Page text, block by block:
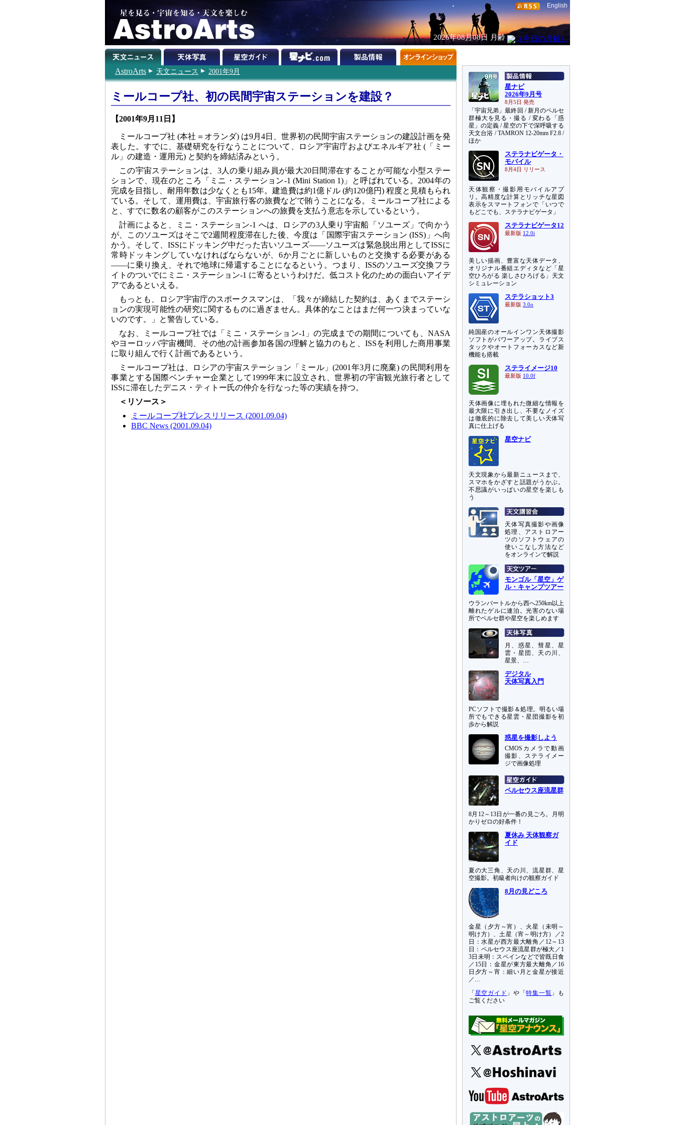
English
2026年08月08日 月齢
AstroArts 天文ニュース 2001年9月
ミールコープ社、初の民間宇宙ステーションを建設？
【2001年9月11日】
ミールコープ社 (本社＝オランダ) は9月4日、世界初の民間宇宙ステーションの建設計画を発
表した。すでに、基礎研究を行なうことについて、ロシア宇宙庁およびエネルギア社 (「ミー
ル」の建造・運用元) と契約を締結済みという。
この宇宙ステーションは、3人の乗り組み員が最大20日間滞在することが可能な小型ステー
ションで、現在のところ「ミニ・ステーション-1 (Mini Station 1)」と呼ばれている。2004年の
完成を目指し、耐用年数は少なくとも15年。建造費は約1億ドル (約120億円) 程度と見積もられ
ている。そして、運用費は、宇宙旅行客の旅費などで賄うことになる。ミールコープ社による
と、すでに数名の顧客がこのステーションへの旅費を支払う意志を示しているという。
計画によると、ミニ・ステーション-1 へは、ロシアの3人乗り宇宙船「ソユーズ」で向かう
が、このソユーズはそこで2週間程度滞在した後、今度は「国際宇宙ステーション (ISS)」へ向
かう。そして、ISSにドッキング中だった古いソユーズ――ソユーズは緊急脱出用としてISSに
常時ドッキングしていなければならないが、6か月ごとに新しいものと交換する必要がある
――に乗り換え、それで地球に帰還することになるという。つまり、ISSのソユーズ交換フラ
イトのついでにミニ・ステーション-1 に寄るというわけだ。低コスト化のための面白いアイデ
アであるといえる。
もっとも、ロシア宇宙庁のスポークスマンは、「我々が締結した契約は、あくまでステーシ
ョンの実現可能性の研究に関するものに過ぎません。具体的なことはまだ何一つ決まっていな
いのです。」と警告している。
なお、ミールコープ社では「ミニ・ステーション-1」の完成までの期間についても、NASA
やヨーロッパ宇宙機間、その他の計画参加各国の理解と協力のもと、ISSを利用した商用事業
に取り組んで行く計画であるという。
ミールコープ社は、ロシアの宇宙ステーション「ミール」(2001年3月に廃棄) の民間利用を
事業とする国際ベンチャー企業として1999年末に設立され、世界初の宇宙観光旅行者として
ISSに滞在したデニス・ティトー氏の仲介を行なった等の実績を持つ。
＜リソース＞
ミールコープ社プレスリリース (2001.09.04)
BBC News (2001.09.04)
星ナビ
2026年9月号
8月5日 発売
「宇宙兄弟」最終回 / 新月のペルセ
群極大を見る・撮る / 変わる「惑
星」の定義 / 星空の下で深呼吸する
天文台浴 / TAMRON 12-20mm F2.8 /
ほか
ステラナビゲータ・
モバイル
8月4日 リリース
天体観察・撮影用モバイルアプ
リ。高精度な計算とリッチな星図
表示をスマートフォンで「いつで
もどこでも、ステラナビゲータ」
ステラナビゲータ12
最新版 12.0i
美しい描画、豊富な天体データ、
オリジナル番組エディタなど「星
空ひろがる 楽しさひろげる」天文
シミュレーション
ステラショット3
最新版 3.0o
純国産のオールインワン天体撮影
ソフトがパワーアップ。ライブス
タックやオートフォーカスなど新
機能も搭載
ステライメージ10
最新版 10.0f
天体画像に埋もれた微細な情報を
最大限に引き出し、不要なノイズ
は徹底的に除去して美しい天体写
真に仕上げる
星空ナビ
天文現象から最新ニュースまで、
スマホをかざすと話題がうかぶ。
不思議がいっぱいの星空を楽しも
う
天体写真撮影や画像
処理、アストロアー
ツのソフトウェアの
使いこなし方法など
をオンラインで解説
モンゴル「星空」ゲ
ル・キャンプツアー
ウランバートルから西へ250km以上
離れたゲルに連泊。光害のない場
所でペルセ群や星空を楽しめます
月、惑星、彗星、星
雲・星団、天の川、
星景、…
デジタル
天体写真入門
PCソフトで撮影＆処理。明るい場
所でもできる星雲・星団撮影を初
歩から解説
惑星を撮影しよう
CMOSカメラで動画
撮影、ステライメー
ジで画像処理
ペルセウス座流星群
8月12～13日が一番の見ごろ。月明
かりゼロの好条件！
夏休み 天体観察ガ
イド
夏の大三角、天の川、流星群、星
空撮影。初級者向けの観察ガイド
8月の見どころ
金星（夕方～宵）、火星（未明～
明け方）、土星（宵～明け方）／2
日：水星が西方最大離角／12～13
日：ペルセウス座流星群が極大／1
3日未明：スペインなどで皆既日食
／15日：金星が東方最大離角／16
日夕方～宵：細い月と金星が接近
／…
「 星空ガイド 」や「特集一覧 」も
ご覧ください